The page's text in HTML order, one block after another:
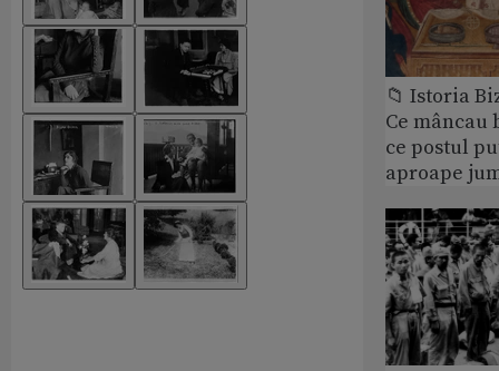
📁 Istoria
Ce
ce postul
aproape